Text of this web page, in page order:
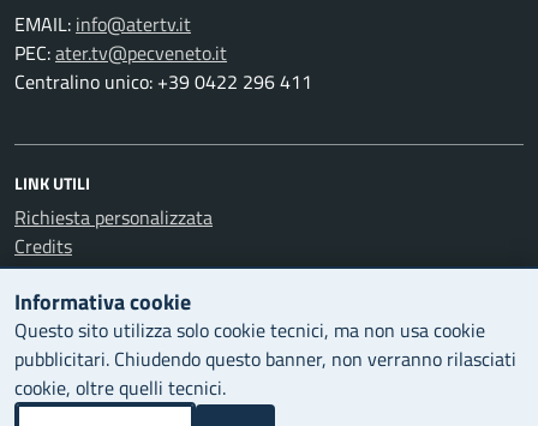
EMAIL: info@atertv.it
PEC:ater.tv@pecveneto.it
Centralino unico: +39 0422 296 411
LINK UTILI
Richiesta personalizzata
Credits
LEGAL
Privacy Policy
Dichiarazione di accessibilità
Informativa cookie
Questo sito utilizza solo cookie tecnici, ma non usa cookie
pubblicitari. Chiudendo questo banner, non verranno rilasciati
cookie, oltre quelli tecnici.